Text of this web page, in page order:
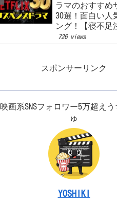
ラマのおすすめ
30選！面白い人
ング！【寝不足
726 views
スポンサーリンク
映画系SNSフォロワー5万超え
ゅ
YOSHIKI